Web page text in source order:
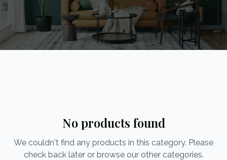
No products found
We couldn't find any products in this category. Please
check back later or browse our other categories.